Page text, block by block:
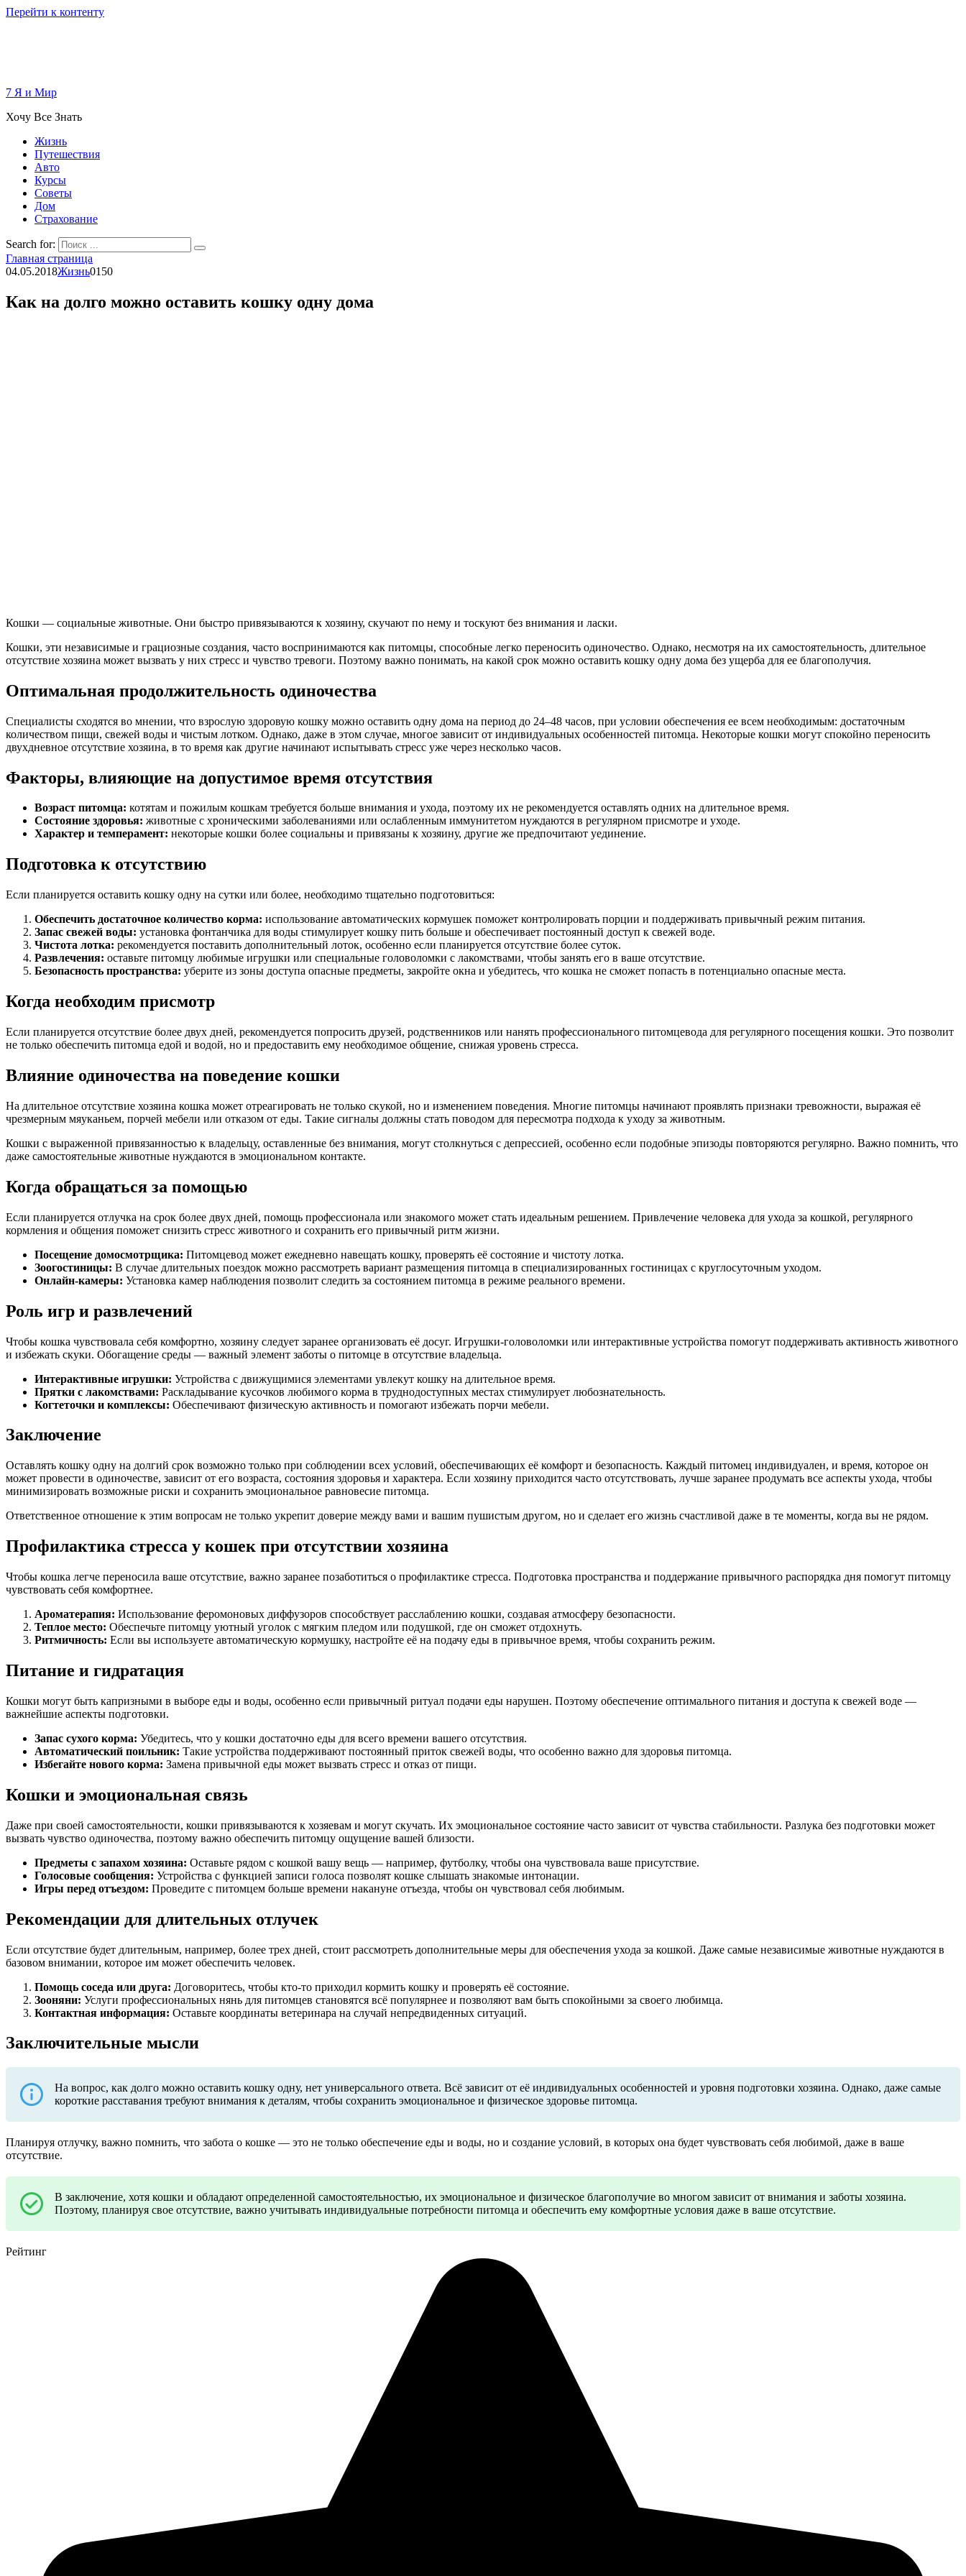
Перейти к контенту
7 Я и Мир
Хочу Все Знать
Жизнь
Путешествия
Авто
Курсы
Советы
Дом
Страхование
Search for:
Главная страница
04.05.2018Жизнь0150
Как на долго можно оставить кошку одну дома
Кошки — социальные животные. Они быстро привязываются к хозяину, скучают по нему и тоскуют без внимания и ласки.
Кошки, эти независимые и грациозные создания, часто воспринимаются как питомцы, способные легко переносить одиночество. Однако, несмотря на их самостоятельность, длительное
отсутствие хозяина может вызвать у них стресс и чувство тревоги. Поэтому важно понимать, на какой срок можно оставить кошку одну дома без ущерба для ее благополучия.
Оптимальная продолжительность одиночества
Специалисты сходятся во мнении, что взрослую здоровую кошку можно оставить одну дома на период до 24–48 часов, при условии обеспечения ее всем необходимым: достаточным
количеством пищи, свежей воды и чистым лотком. Однако, даже в этом случае, многое зависит от индивидуальных особенностей питомца. Некоторые кошки могут спокойно переносить
двухдневное отсутствие хозяина, в то время как другие начинают испытывать стресс уже через несколько часов.
Факторы, влияющие на допустимое время отсутствия
Возраст питомца: котятам и пожилым кошкам требуется больше внимания и ухода, поэтому их не рекомендуется оставлять одних на длительное время.
Состояние здоровья: животные с хроническими заболеваниями или ослабленным иммунитетом нуждаются в регулярном присмотре и уходе.
Характер и темперамент: некоторые кошки более социальны и привязаны к хозяину, другие же предпочитают уединение.
Подготовка к отсутствию
Если планируется оставить кошку одну на сутки или более, необходимо тщательно подготовиться:
Обеспечить достаточное количество корма: использование автоматических кормушек поможет контролировать порции и поддерживать привычный режим питания.
Запас свежей воды: установка фонтанчика для воды стимулирует кошку пить больше и обеспечивает постоянный доступ к свежей воде.
Чистота лотка: рекомендуется поставить дополнительный лоток, особенно если планируется отсутствие более суток.
Развлечения: оставьте питомцу любимые игрушки или специальные головоломки с лакомствами, чтобы занять его в ваше отсутствие.
Безопасность пространства: уберите из зоны доступа опасные предметы, закройте окна и убедитесь, что кошка не сможет попасть в потенциально опасные места.
Когда необходим присмотр
Если планируется отсутствие более двух дней, рекомендуется попросить друзей, родственников или нанять профессионального питомцевода для регулярного посещения кошки. Это позволит
не только обеспечить питомца едой и водой, но и предоставить ему необходимое общение, снижая уровень стресса.
Влияние одиночества на поведение кошки
На длительное отсутствие хозяина кошка может отреагировать не только скукой, но и изменением поведения. Многие питомцы начинают проявлять признаки тревожности, выражая её
чрезмерным мяуканьем, порчей мебели или отказом от еды. Такие сигналы должны стать поводом для пересмотра подхода к уходу за животным.
Кошки с выраженной привязанностью к владельцу, оставленные без внимания, могут столкнуться с депрессией, особенно если подобные эпизоды повторяются регулярно. Важно помнить, что
даже самостоятельные животные нуждаются в эмоциональном контакте.
Когда обращаться за помощью
Если планируется отлучка на срок более двух дней, помощь профессионала или знакомого может стать идеальным решением. Привлечение человека для ухода за кошкой, регулярного
кормления и общения поможет снизить стресс животного и сохранить его привычный ритм жизни.
Посещение домосмотрщика: Питомцевод может ежедневно навещать кошку, проверять её состояние и чистоту лотка.
Зоогостиницы: В случае длительных поездок можно рассмотреть вариант размещения питомца в специализированных гостиницах с круглосуточным уходом.
Онлайн-камеры: Установка камер наблюдения позволит следить за состоянием питомца в режиме реального времени.
Роль игр и развлечений
Чтобы кошка чувствовала себя комфортно, хозяину следует заранее организовать её досуг. Игрушки-головоломки или интерактивные устройства помогут поддерживать активность животного
и избежать скуки. Обогащение среды — важный элемент заботы о питомце в отсутствие владельца.
Интерактивные игрушки: Устройства с движущимися элементами увлекут кошку на длительное время.
Прятки с лакомствами: Раскладывание кусочков любимого корма в труднодоступных местах стимулирует любознательность.
Когтеточки и комплексы: Обеспечивают физическую активность и помогают избежать порчи мебели.
Заключение
Оставлять кошку одну на долгий срок возможно только при соблюдении всех условий, обеспечивающих её комфорт и безопасность. Каждый питомец индивидуален, и время, которое он
может провести в одиночестве, зависит от его возраста, состояния здоровья и характера. Если хозяину приходится часто отсутствовать, лучше заранее продумать все аспекты ухода, чтобы
минимизировать возможные риски и сохранить эмоциональное равновесие питомца.
Ответственное отношение к этим вопросам не только укрепит доверие между вами и вашим пушистым другом, но и сделает его жизнь счастливой даже в те моменты, когда вы не рядом.
Профилактика стресса у кошек при отсутствии хозяина
Чтобы кошка легче переносила ваше отсутствие, важно заранее позаботиться о профилактике стресса. Подготовка пространства и поддержание привычного распорядка дня помогут питомцу
чувствовать себя комфортнее.
Ароматерапия: Использование феромоновых диффузоров способствует расслаблению кошки, создавая атмосферу безопасности.
Теплое место: Обеспечьте питомцу уютный уголок с мягким пледом или подушкой, где он сможет отдохнуть.
Ритмичность: Если вы используете автоматическую кормушку, настройте её на подачу еды в привычное время, чтобы сохранить режим.
Питание и гидратация
Кошки могут быть капризными в выборе еды и воды, особенно если привычный ритуал подачи еды нарушен. Поэтому обеспечение оптимального питания и доступа к свежей воде —
важнейшие аспекты подготовки.
Запас сухого корма: Убедитесь, что у кошки достаточно еды для всего времени вашего отсутствия.
Автоматический поильник: Такие устройства поддерживают постоянный приток свежей воды, что особенно важно для здоровья питомца.
Избегайте нового корма: Замена привычной еды может вызвать стресс и отказ от пищи.
Кошки и эмоциональная связь
Даже при своей самостоятельности, кошки привязываются к хозяевам и могут скучать. Их эмоциональное состояние часто зависит от чувства стабильности. Разлука без подготовки может
вызвать чувство одиночества, поэтому важно обеспечить питомцу ощущение вашей близости.
Предметы с запахом хозяина: Оставьте рядом с кошкой вашу вещь — например, футболку, чтобы она чувствовала ваше присутствие.
Голосовые сообщения: Устройства с функцией записи голоса позволят кошке слышать знакомые интонации.
Игры перед отъездом: Проведите с питомцем больше времени накануне отъезда, чтобы он чувствовал себя любимым.
Рекомендации для длительных отлучек
Если отсутствие будет длительным, например, более трех дней, стоит рассмотреть дополнительные меры для обеспечения ухода за кошкой. Даже самые независимые животные нуждаются в
базовом внимании, которое им может обеспечить человек.
Помощь соседа или друга: Договоритесь, чтобы кто-то приходил кормить кошку и проверять её состояние.
Зооняни: Услуги профессиональных нянь для питомцев становятся всё популярнее и позволяют вам быть спокойными за своего любимца.
Контактная информация: Оставьте координаты ветеринара на случай непредвиденных ситуаций.
Заключительные мысли
На вопрос, как долго можно оставить кошку одну, нет универсального ответа. Всё зависит от её индивидуальных особенностей и уровня подготовки хозяина. Однако, даже самые
короткие расставания требуют внимания к деталям, чтобы сохранить эмоциональное и физическое здоровье питомца.
Планируя отлучку, важно помнить, что забота о кошке — это не только обеспечение еды и воды, но и создание условий, в которых она будет чувствовать себя любимой, даже в ваше
отсутствие.
В заключение, хотя кошки и обладают определенной самостоятельностью, их эмоциональное и физическое благополучие во многом зависит от внимания и заботы хозяина.
Поэтому, планируя свое отсутствие, важно учитывать индивидуальные потребности питомца и обеспечить ему комфортные условия даже в ваше отсутствие.
Рейтинг